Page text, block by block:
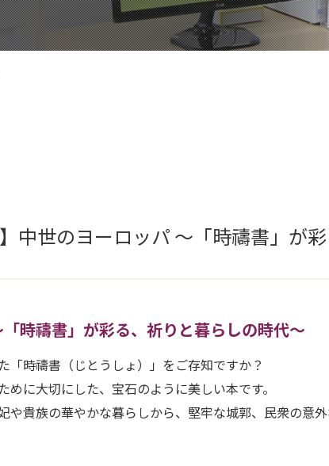
】中世のヨーロッパ 〜「時禱書」が
時禱書」が彩る、祈りと暮らしの時代〜
「時禱書（じとうしょ）」をご存知ですか？
めに大切にした、宝石のように美しい本です。
や貴族の華やかな暮らしから、堅牢な城郭、民衆の意